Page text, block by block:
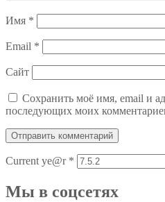
Имя *
Email *
Сайт
Сохранить моё имя, email и
последующих моих
Current ye@r *
Мы в соцсетях